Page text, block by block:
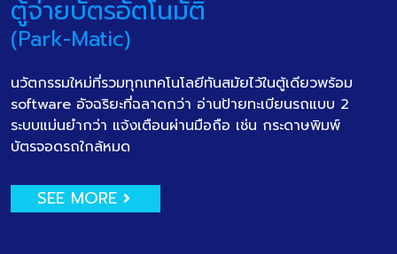
ตู้จ่ายบัตรอัตโนมัติ
(Park-Matic)
นวัตกรรมใหม่ที่รวมทุกเทคโนโลยีทันสมัยไว้ในตู้เดียวพร้อม
software อัจฉริยะที่ฉลาดกว่า อ่านป้ายทะเบียนรถแบบ 2
ระบบแม่นยำกว่า แจ้งเตือนผ่านมือถือ เช่น กระดาษพิมพ์
บัตรจอดรถใกล้หมด
SEE MORE